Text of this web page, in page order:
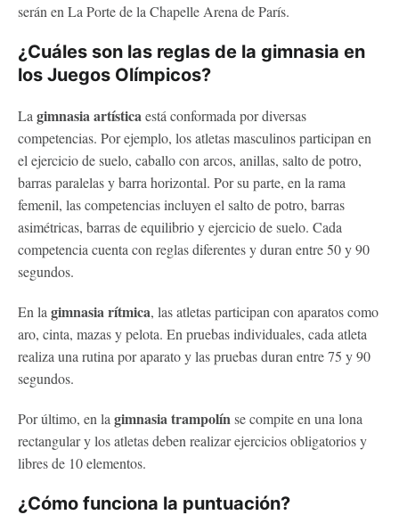
serán en La Porte de la Chapelle Arena de París.
¿Cuáles son las reglas de la gimnasia en
los Juegos Olímpicos?
La gimnasia artísticaestá conformada por diversas
competencias. Por ejemplo, los atletas masculinos participan en
el ejercicio de suelo, caballo con arcos, anillas, salto de potro,
barras paralelas y barra horizontal. Por su parte, en la rama
femenil, las competencias incluyen el salto de potro, barras
asimétricas, barras de equilibrio y ejercicio de suelo. Cada
competencia cuenta con reglas diferentes y duran entre 50 y 90
segundos.
En la gimnasia rítmica, las atletas participan con aparatos como
aro, cinta, mazas y pelota. En pruebas individuales, cada atleta
realiza una rutina por aparato y las pruebas duran entre 75 y 90
segundos.
Por último, en la gimnasia trampolínse compite en una lona
rectangular y los atletas deben realizar ejercicios obligatorios y
libres de 10 elementos.
¿Cómo funciona la puntuación?